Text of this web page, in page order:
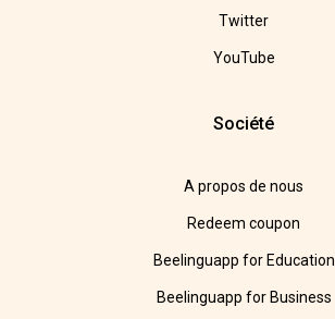
Twitter
YouTube
Société
A propos de nous
Redeem coupon
Beelinguapp for Education
Beelinguapp for Business